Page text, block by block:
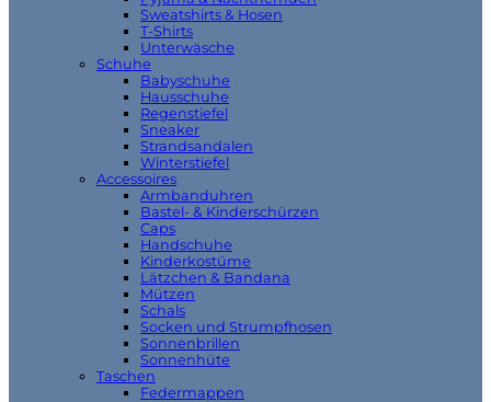
Sweatshirts & Hosen
T-Shirts
Unterwäsche
Schuhe
Babyschuhe
Hausschuhe
Regenstiefel
Sneaker
Strandsandalen
Winterstiefel
Accessoires
Armbanduhren
Bastel- & Kinderschürzen
Caps
Handschuhe
Kinderkostüme
Lätzchen & Bandana
Mützen
Schals
Socken und Strumpfhosen
Sonnenbrillen
Sonnenhüte
Taschen
Federmappen